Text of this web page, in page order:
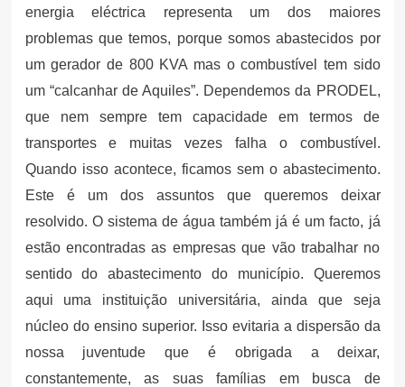
energia eléctrica representa um dos maiores
problemas que temos, porque somos abastecidos por
um gerador de 800 KVA mas o combustível tem sido
um “calcanhar de Aquiles”. Dependemos da PRODEL,
que nem sempre tem capacidade em termos de
transportes e muitas vezes falha o combustível.
Quando isso acontece, ficamos sem o abastecimento.
Este é um dos assuntos que queremos deixar
resolvido. O sistema de água também já é um facto, já
estão encontradas as empresas que vão trabalhar no
sentido do abastecimento do município. Queremos
aqui uma instituição universitária, ainda que seja
núcleo do ensino superior. Isso evitaria a dispersão da
nossa juventude que é obrigada a deixar,
constantemente, as suas famílias em busca de